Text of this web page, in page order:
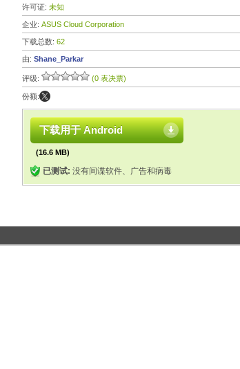
许可证: 未知
企业: ASUS Cloud Corporation
下载总数: 62
由: Shane_Parkar
评级: (0 表决票)
份额:
下载用于 Android
(16.6 MB)
已测试: 没有间谍软件、广告和病毒